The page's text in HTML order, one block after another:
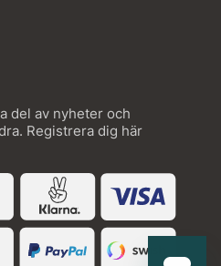
del av nyheter och
Registrera dig här